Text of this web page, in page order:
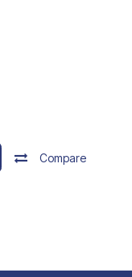
Compare